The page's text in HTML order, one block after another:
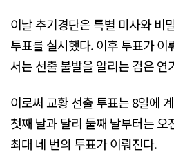
이날 추기경단은 특별 미사와 비
투표를 실시했다. 이후 투표가
서는 선출 불발을 알리는 검은 연
이로써 교황 선출 투표는 8일에
첫째 날과 달리 둘째 날부터는
최대 네 번의 투표가 이뤄진다.